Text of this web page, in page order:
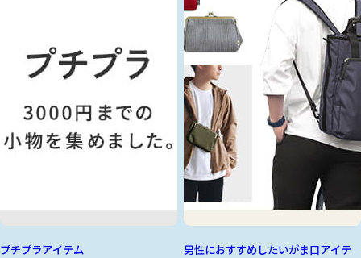
プチプラアイテム
男性におすすめしたいがま口アイテ